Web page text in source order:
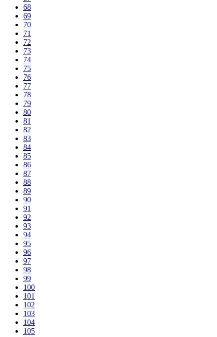
68
69
70
71
72
73
74
75
76
77
78
79
80
81
82
83
84
85
86
87
88
89
90
91
92
93
94
95
96
97
98
99
100
101
102
103
104
105